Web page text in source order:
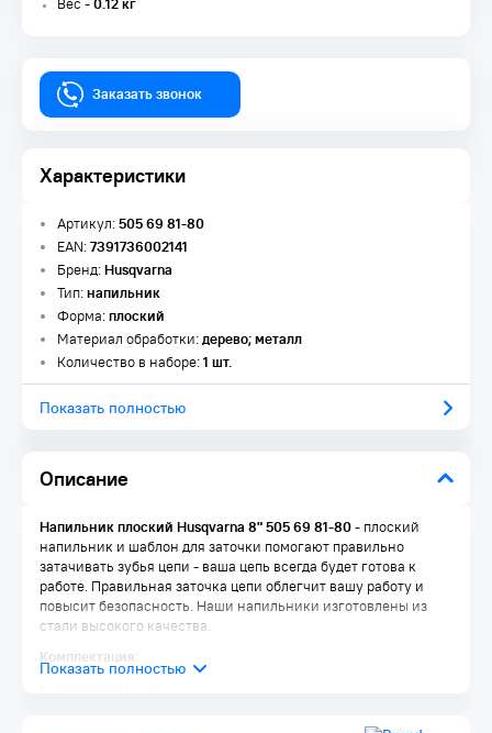
Вес -0.12 кг
Заказать звонок
Характеристики
Описание
Артикул:505 69 81-80
EAN:7391736002141
Бренд:Husqvarna
Тип:напильник
Форма:плоский
Материал обработки:дерево; металл
Количество в наборе:1 шт.
Показать полностью
Напильник плоский Husqvarna 8" 505 69 81-80- плоский
напильник и шаблон для заточки помогают правильно
затачивать зубья цепи - ваша цепь всегда будет готова к
работе. Правильная заточка цепи облегчит вашу работу и
повысит безопасность. Наши напильники изготовлены из
стали высокого качества.
Комплектация: